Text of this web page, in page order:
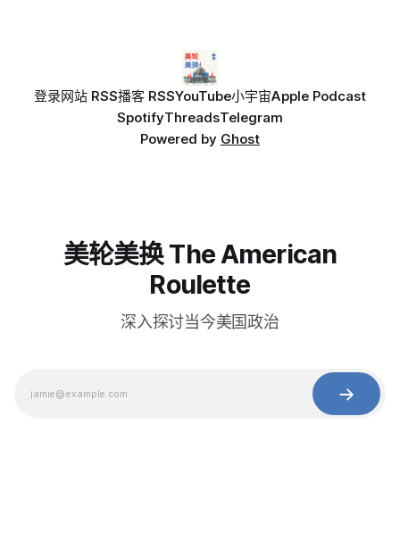
登录网站 RSS播客 RSSYouTube小宇宙Apple Podcast
SpotifyThreadsTelegram
Powered by Ghost
美轮美换 The American
Roulette
深入探讨当今美国政治